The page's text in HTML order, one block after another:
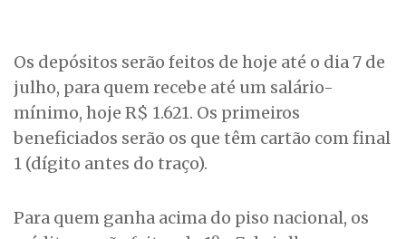
Os depósitos serão feitos de hoje até o dia 7 de
julho, para quem recebe até um salário-
mínimo, hoje R$ 1.621. Os primeiros
beneficiados serão os que têm cartão com final
1 (dígito antes do traço).
Para quem ganha acima do piso nacional, os